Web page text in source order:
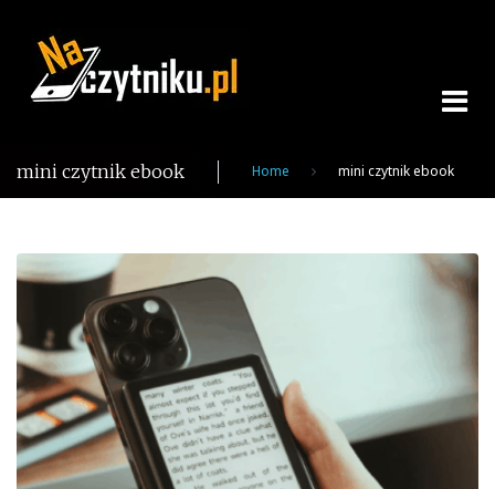
content
mini czytnik ebook Home mini czytnik ebook
Tag:
mini
czytnik
ebook